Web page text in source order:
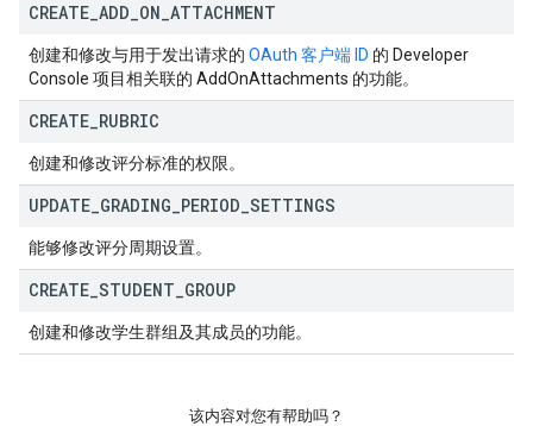
CREATE ADD ON ATTACHMENT
创建和修改与用于发出请求的 OAuth 客户端 ID 的 Developer
Console 项目相关联的 AddOnAttachments 的功能。
CREATE RUBRIC
创建和修改评分标准的权限。
UPDATE GRADING PERIOD SETTINGS
能够修改评分周期设置。
CREATE STUDENT GROUP
创建和修改学生群组及其成员的功能。
该内容对您有帮助吗？